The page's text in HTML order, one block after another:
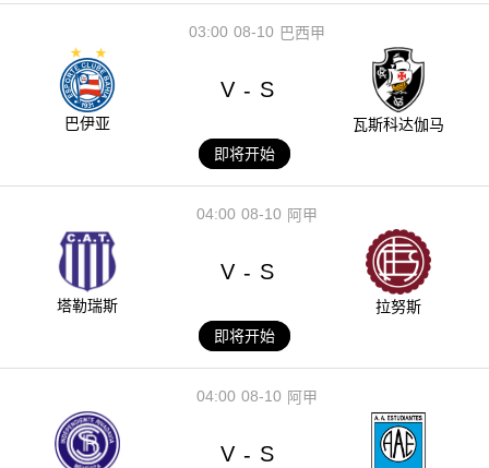
08-10
03:00 巴西甲
巴伊亚
V - S
瓦斯科达伽马
即将开始
08-10
04:00 阿甲
塔勒瑞斯
V - S
拉努斯
即将开始
08-10
04:00 阿甲
V - S